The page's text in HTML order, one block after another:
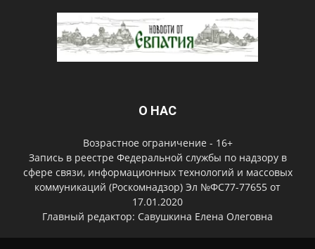
О НАС
Возрастное ограничение - 16+
Запись в реестре Федеральной службы по надзору в
сфере связи, информационных технологий и массовых
коммуникаций (Роскомнадзор) Эл №ФС77-77655 от
17.01.2020
Главный редактор: Савушкина Елена Олеговна